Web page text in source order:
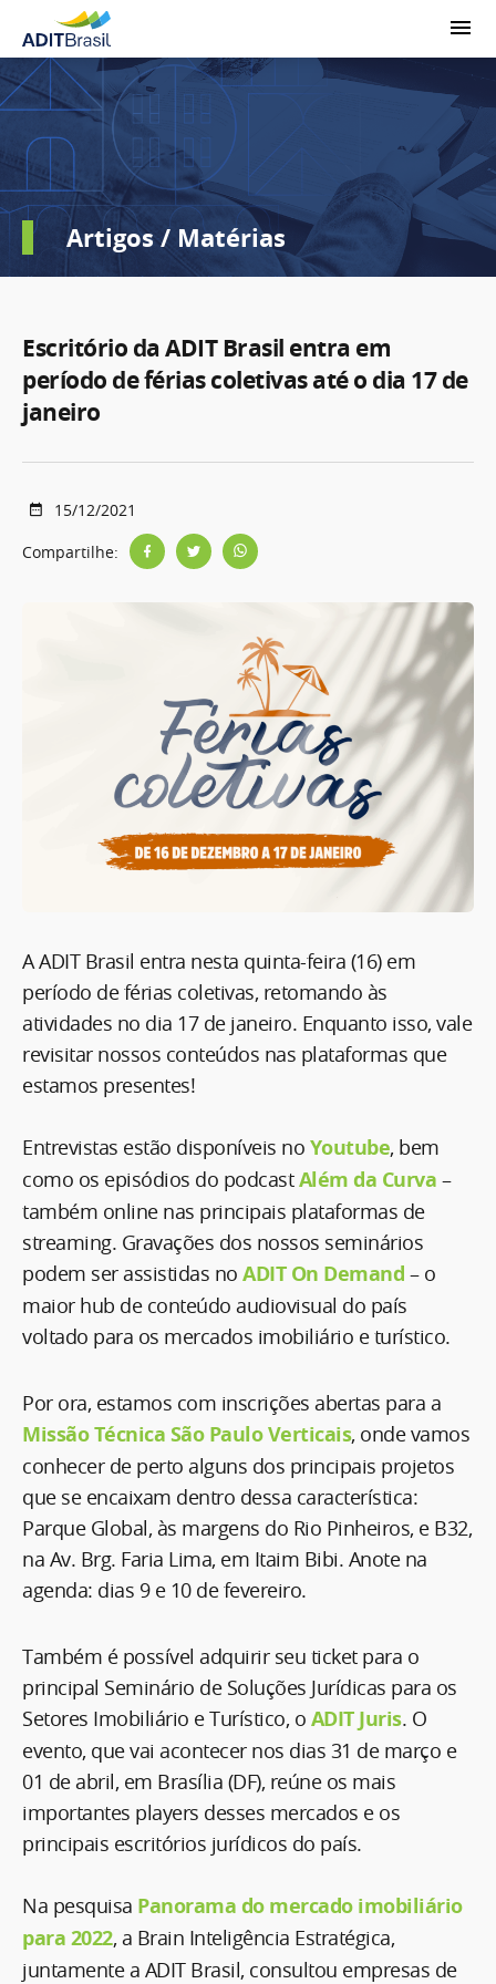
Artigos / Matérias
Escritório da ADIT Brasil entra em
período de férias coletivas até o dia 17 de
janeiro
15/12/2021
Compartilhe:
A ADIT Brasil entra nesta quinta-feira (16) em
período de férias coletivas, retomando às
atividades no dia 17 de janeiro. Enquanto isso, vale
revisitar nossos conteúdos nas plataformas que
estamos presentes!
Entrevistas estão disponíveis no Youtube, bem
como os episódios do podcastAlém da Curva –
também online nas principais plataformas de
streaming. Gravações dos nossos seminários
podem ser assistidas no ADIT On Demand – o
maior hub de conteúdo audiovisual do país
voltado para os mercados imobiliário e turístico.
Por ora, estamos com inscrições abertas para a
Missão Técnica São Paulo Verticais, onde vamos
conhecer de perto alguns dos principais projetos
que se encaixam dentro dessa característica:
Parque Global, às margens do Rio Pinheiros, e B32,
na Av. Brg. Faria Lima, em Itaim Bibi. Anote na
agenda: dias 9 e 10 de fevereiro.
Também é possível adquirir seu ticket para o
principal Seminário de Soluções Jurídicas para os
Setores Imobiliário e Turístico, o ADIT Juris. O
evento, que vai acontecer nos dias 31 de março e
01 de abril, em Brasília (DF), reúne os mais
importantes players desses mercados e os
principais escritórios jurídicos do país.
Na pesquisa Panorama do mercado imobiliário
para 2022, a Brain Inteligência Estratégica,
juntamente a ADIT Brasil, consultou empresas de